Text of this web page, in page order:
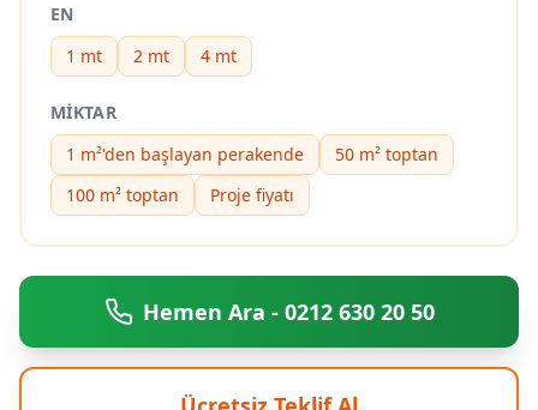
EN
1 mt
2 mt 4 mt
MIKTAR
1 m²'den başlayan perakende
50 m² toptan
100 m² toptan
Proje fiyatı
Hemen Ara - 0212 630 20 50